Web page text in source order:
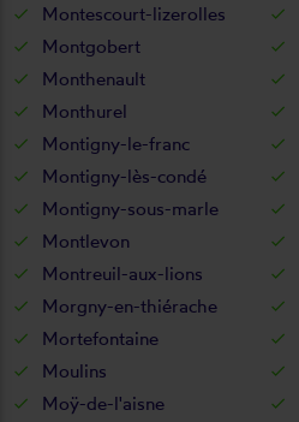
Montescourt-lizerolles
Montgobert
Monthenault
Monthurel
Montigny-le-franc
Montigny-lès-condé
Montigny-sous-marle
Montlevon
Montreuil-aux-lions
Morgny-en-thiérache
Mortefontaine
Moulins
Moÿ-de-l'aisne